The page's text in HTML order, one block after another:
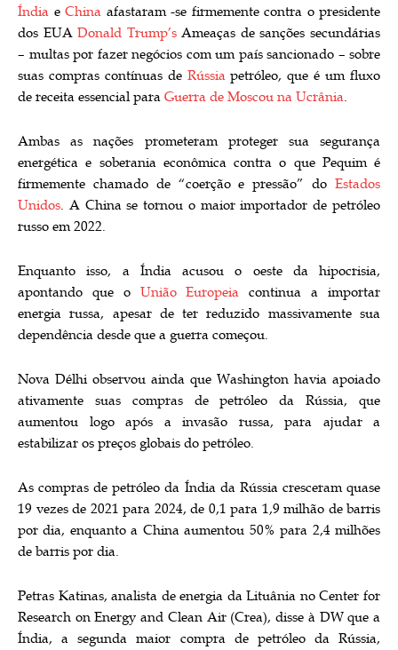
Índia e China afastaram -se firmemente contra o presidente
dos EUADonald Trump’sAmeaças de sanções secundárias
– multas por fazer negócios com um país sancionado – sobre
suas compras contínuas de Rússiapetróleo, que é um fluxo
de receita essencial para Guerra de Moscou na Ucrânia.
Ambas as nações prometeram proteger sua segurança
energética e soberania econômica contra o que Pequim é
firmemente chamado de “coerção e pressão” do Estados
Unidos. A China se tornou o maior importador de petróleo
russo em 2022.
Enquanto isso, a Índia acusou o oeste da hipocrisia,
apontando que o União Europeia continua a importar
energia russa, apesar de ter reduzido massivamente sua
dependência desde que a guerra começou.
Nova Délhi observou ainda que Washington havia apoiado
ativamente suas compras de petróleo da Rússia, que
aumentou logo após a invasão russa, para ajudar a
estabilizar os preços globais do petróleo.
As compras de petróleo da Índia da Rússia cresceram quase
19 vezes de 2021 para 2024, de 0,1 para 1,9 milhão de barris
por dia, enquanto a China aumentou 50% para 2,4 milhões
de barris por dia.
Petras Katinas, analista de energia da Lituânia no Center for
Research on Energy and Clean Air (Crea), disse à DW que a
Índia, a segunda maior compra de petróleo da Rússia,